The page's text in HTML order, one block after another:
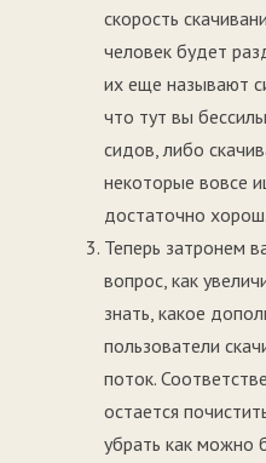
скорость
человек будет
их еще называют
что тут вы
сидов, либо
некоторые вовсе
достаточно хорош.
Теперь затронем
вопрос, как
знать, какое
пользователи
поток.
остается
убрать как можно